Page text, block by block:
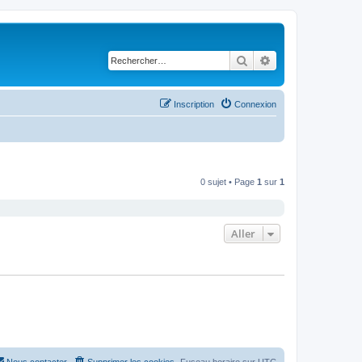
Rechercher
Connexion
Inscription
0 sujet • Page 1 sur 1
Aller